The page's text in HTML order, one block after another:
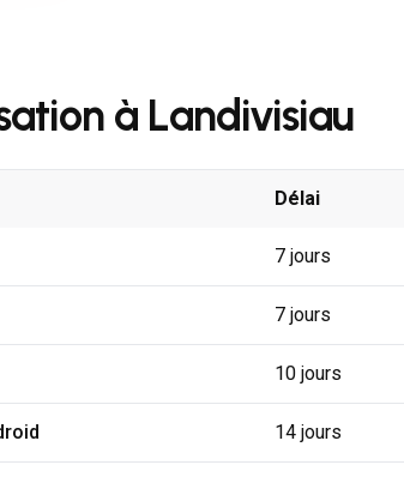
à Landivisiau
Délai
7 jours
7 jours
10 jours
14 jours